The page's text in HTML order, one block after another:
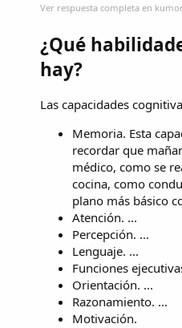
Ver respuesta completa en
¿Qué
hay?
Las capacidades
Memoria. Esta
recordar que
médico, como se
cocina, como
plano más básico
Atención. ...
Percepción. ...
Lenguaje. ...
Funciones
Orientación. ...
Razonamiento. ...
Motivación.